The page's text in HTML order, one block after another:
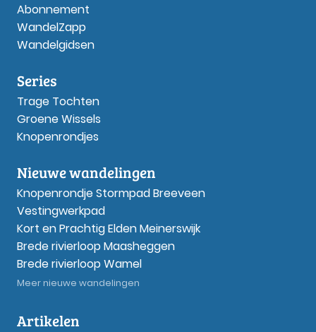
Abonnement
WandelZapp
Wandelgidsen
Series
Trage Tochten
Groene Wissels
Knopenrondjes
Nieuwe wandelingen
Knopenrondje Stormpad Breeveen
Vestingwerkpad
Kort en Prachtig Elden Meinerswijk
Brede rivierloop Maasheggen
Brede rivierloop Wamel
Meer nieuwe wandelingen
Artikelen